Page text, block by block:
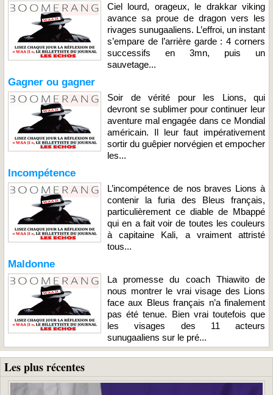
Ciel lourd, orageux, le drakkar viking
avance sa proue de dragon vers les
rivages sunugaaliens. L’effroi, un instant
s’empare de l’arrière garde : 4 corners
successifs en 3mn, puis un
sauvetage...
Gagner ou gagner
Soir de vérité pour les Lions, qui
devront se sublimer pour continuer leur
aventure mal engagée dans ce Mondial
américain. Il leur faut impérativement
sortir du guêpier norvégien et empocher
les...
Incompétence
L’incompétence de nos braves Lions à
contenir la furia des Bleus français,
particulièrement ce diable de Mbappé
qui en a fait voir de toutes les couleurs
à capitaine Kali, a vraiment attristé
tous...
Maldonne
La promesse du coach Thiawito de
nous montrer le vrai visage des Lions
face aux Bleus français n’a finalement
pas été tenue. Bien vrai toutefois que
les visages des 11 acteurs
sunugaaliens sur le pré...
Les plus récentes